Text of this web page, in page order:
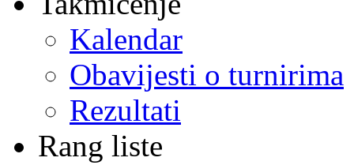
Kalendar
Obavijesti o turnirima
Rezultati
Rang liste